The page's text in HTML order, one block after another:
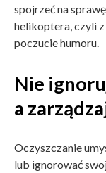
spojrzeć na
helikoptera, czyli
poczucie humoru.
Nie
a
Oczyszczanie
lub ignorować